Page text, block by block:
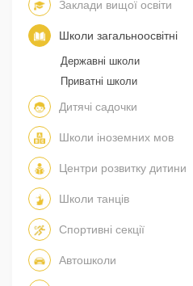
Заклади вищої освіти
Школи загальноосвітні
Державні школи
Приватні школи
Дитячі садочки
Школи іноземних мов
Центри розвитку дитини
Школи танців
Спортивні секції
Автошколи